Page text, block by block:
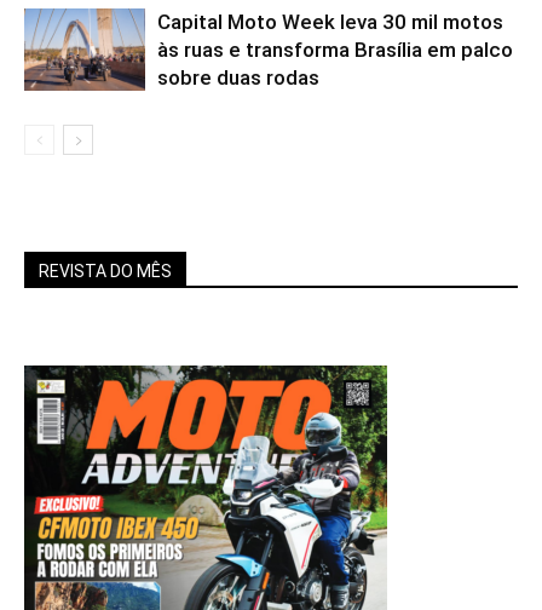
Capital Moto Week leva 30 mil motos
às ruas e transforma Brasília em palco
sobre duas rodas
REVISTA DO MÊS